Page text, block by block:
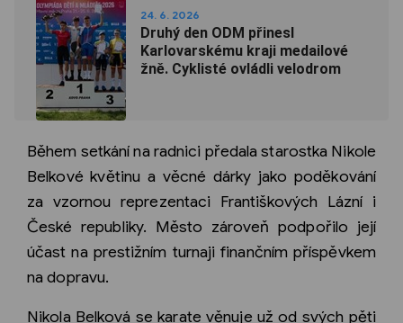
24. 6. 2026
Druhý den ODM přinesl
Karlovarskému kraji medailové
žně. Cyklisté ovládli velodrom
Během setkání na radnici předala starostka Nikole
Belkové květinu a věcné dárky jako poděkování
za vzornou reprezentaci Františkových Lázní i
České republiky. Město zároveň podpořilo její
účast na prestižním turnaji finančním příspěvkem
na dopravu.
Nikola Belková se karate věnuje už od svých pěti